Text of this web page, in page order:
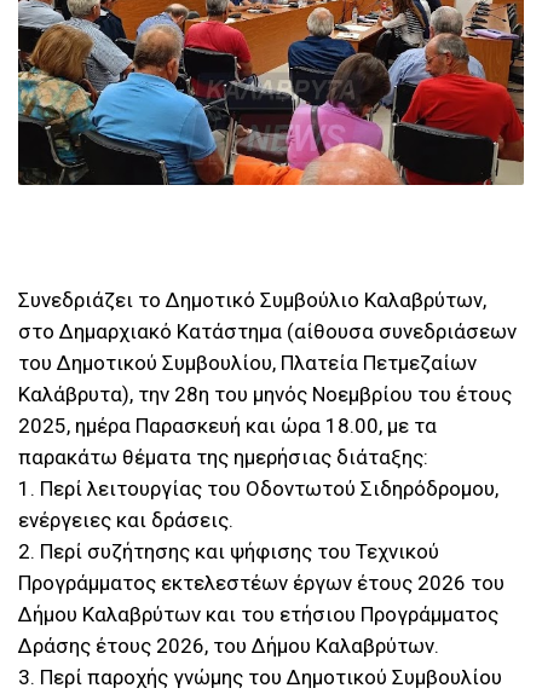
Συνεδριάζει το Δημοτικό Συμβούλιο Καλαβρύτων,
στο Δημαρχιακό Κατάστημα (αίθουσα συνεδριάσεων
του Δημοτικού Συμβουλίου, Πλατεία Πετμεζαίων
Καλάβρυτα), την 28η του μηνός Νοεμβρίου του έτους
2025, ημέρα Παρασκευή και ώρα 18.00, με τα
παρακάτω θέματα της ημερήσιας διάταξης:
1. Περί λειτουργίας του Οδοντωτού Σιδηρόδρομου,
ενέργειες και δράσεις.
2. Περί συζήτησης και ψήφισης του Τεχνικού
Προγράμματος εκτελεστέων έργων έτους 2026 του
Δήμου Καλαβρύτων και του ετήσιου Προγράμματος
Δράσης έτους 2026, του Δήμου Καλαβρύτων.
3. Περί παροχής γνώμης του Δημοτικού Συμβουλίου